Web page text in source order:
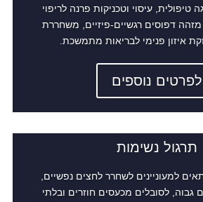
טיפולית, עיסוי וטכניקות פרנה לריפוי
דפוסים רגשיים-פיזיים, משחררת
איזון פנימי לבריאות מתמשכת.
לפרטים נוספים
תרגול נשימות
למעוניינים לשחרר לחצים נפשיים,
גבוה, לסובלים מכעסים חוזרים ובלתי